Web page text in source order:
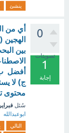
ينشئ
0
تصويتات
1
إجابة
أي من
بين
أفضل
ج) لا
محتوى
سُئل فبراير 5
ابوعبدالله
التالي